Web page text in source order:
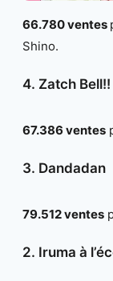
66.780 ventes
Shino.
4. Zatch Bell!!
67.386 ventes
3. Dandadan
79.512 ventes
2. Iruma à